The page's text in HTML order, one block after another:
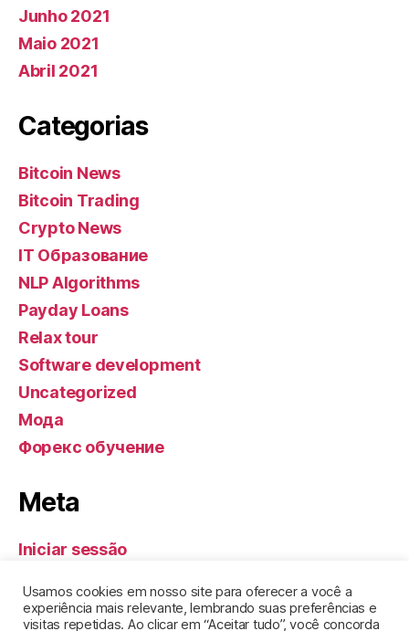
Junho 2021
Maio 2021
Abril 2021
Categorias
Bitcoin News
Bitcoin Trading
Crypto News
IT Образование
NLP Algorithms
Payday Loans
Relax tour
Software development
Uncategorized
Мода
Форекс обучение
Meta
Iniciar sessão
Feed de comentários
Usamos cookies em nosso site para oferecer a você a
experiência mais relevante, lembrando suas preferências e
visitas repetidas. Ao clicar em “Aceitar tudo”, você concorda